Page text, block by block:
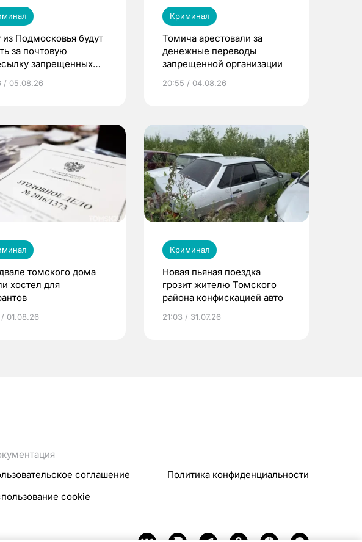
из Подмосковья будут
за почтовую
запрещенных
/ 05.08.26
Криминал
Томича арестовали за
денежные переводы
запрещенной организации
20:55 / 04.08.26
томского дома
хостел для
/ 01.08.26
Криминал
Новая пьяная поездка
грозит жителю Томского
района конфискацией авто
21:03 / 31.07.26
соглашение
Политика конфиденциальности
cookie